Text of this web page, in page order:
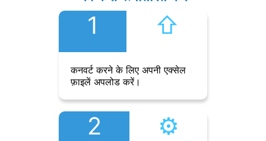
1 ⇧︎
कनवर्ट करने के लिए अपनी एक्सेल
फ़ाइलें अपलोड करें।
2 ⚙︎